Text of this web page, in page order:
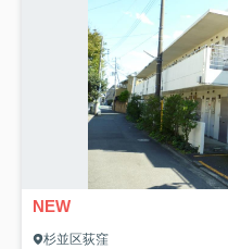
NEW
杉並区荻窪